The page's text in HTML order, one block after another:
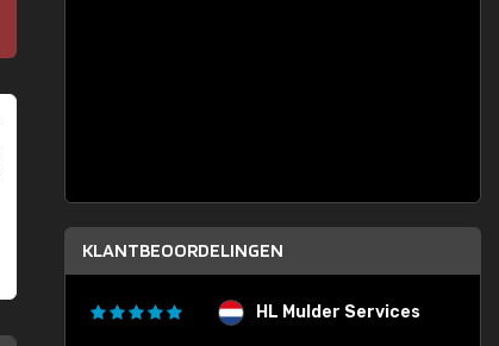
KLANTBEOORDELINGEN
HL Mulder Services